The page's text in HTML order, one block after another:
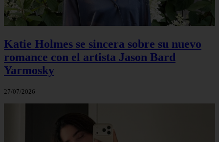
Katie Holmes se sincera sobre su nuevo
romance con el artista Jason Bard
Yarmosky
27/07/2026